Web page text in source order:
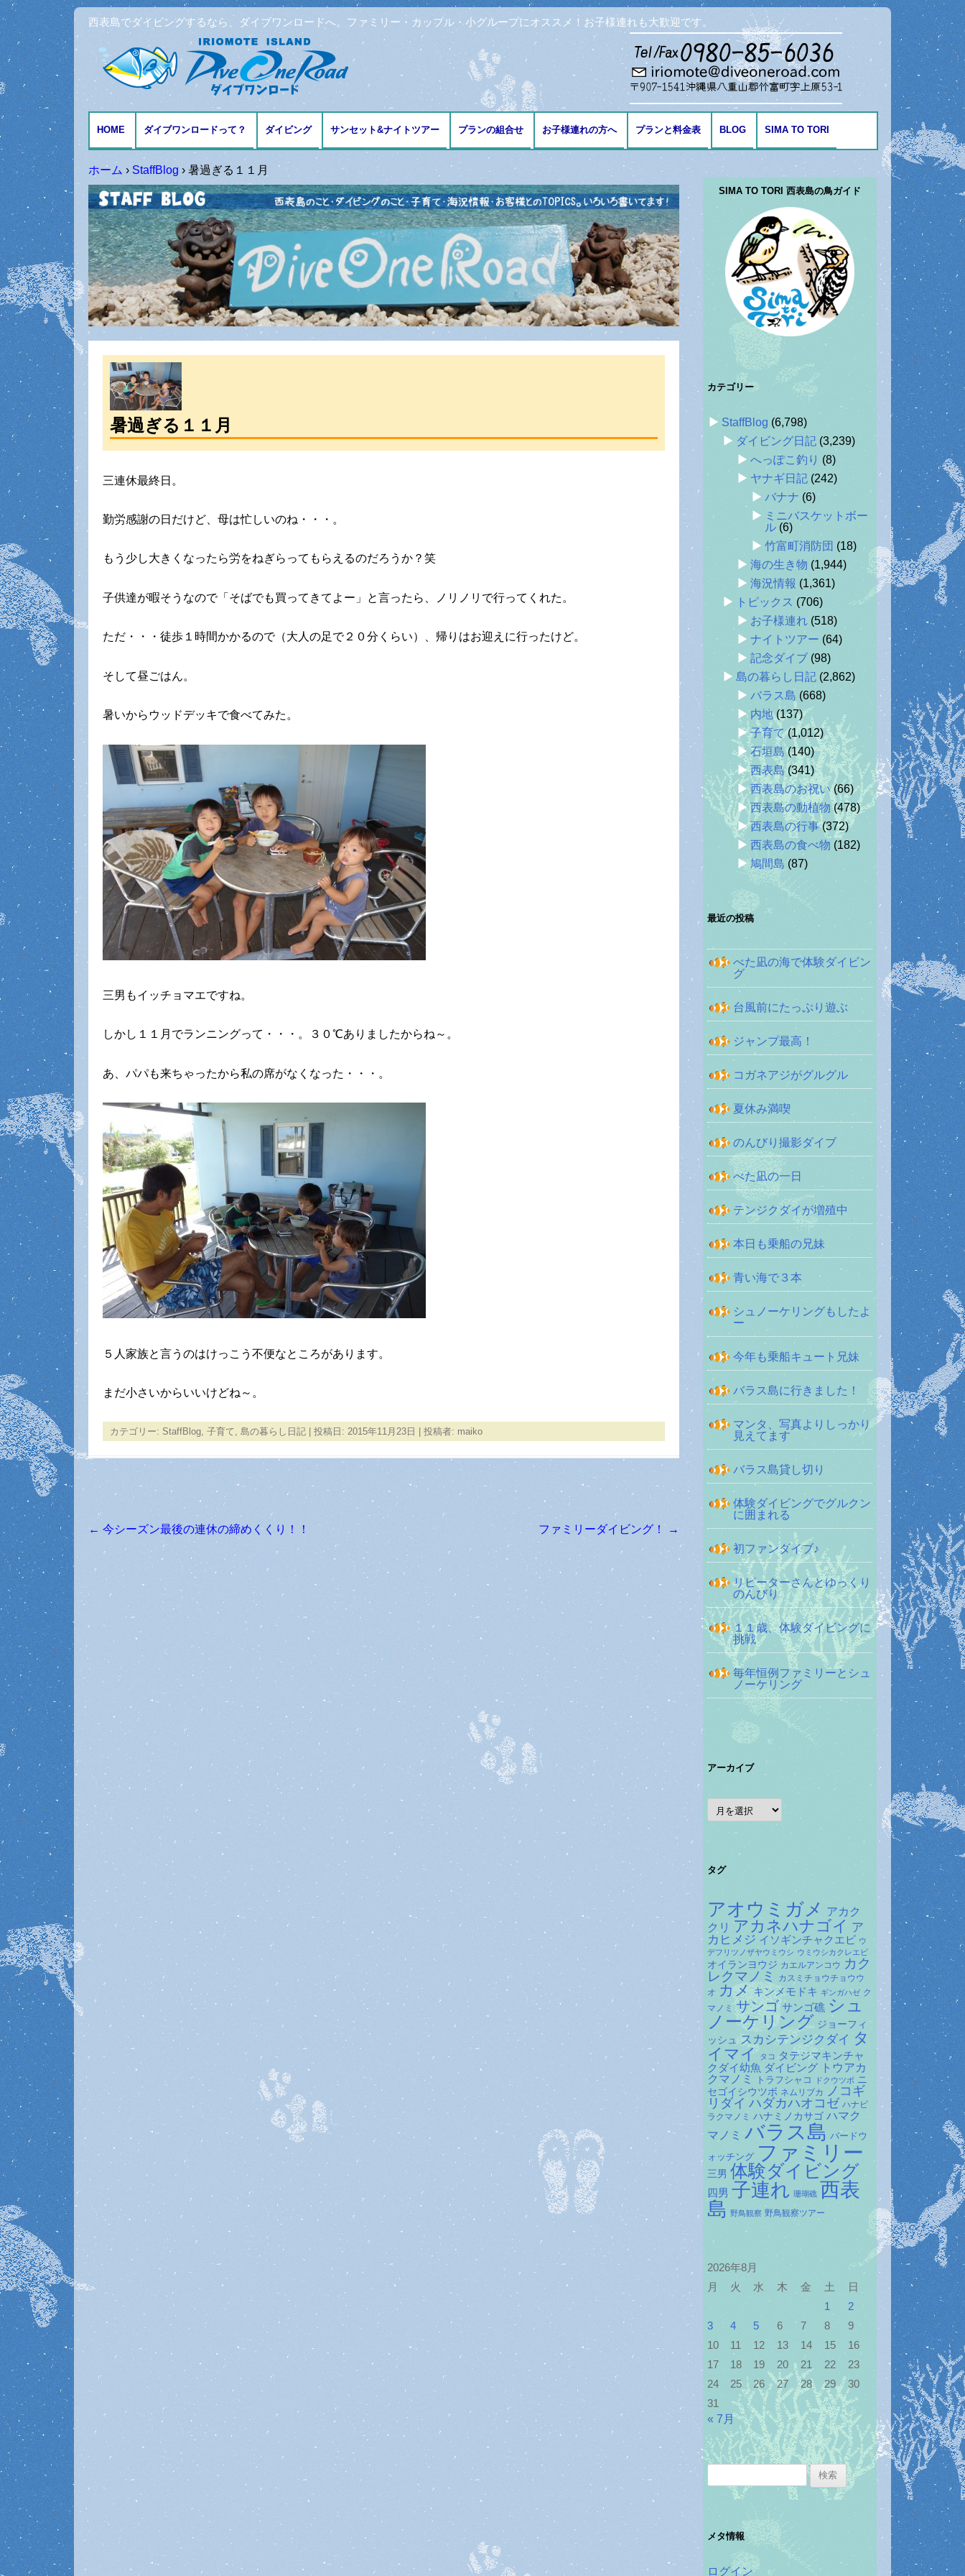
西表島でダイビングするなら、ダイブワンロードへ。ファミリー・カップル・小グループにオススメ！お子様連れも大歓迎です。
コンテンツへ移動
HOME ダイブワンロードって？
アクセスとMAP
ダイビング
ファンダイブ
体験ダイビング
シュノーケリング
記念日ダイビング
ダイビング免許の講習
サンセット&ナイトツアー プランの組合せ お子様連れの方へ プランと料金表 BLOG
海の生き物
SIMA TO TORI
ホーム › StaffBlog ›暑過ぎる１１月
暑過ぎる１１月
三連休最終日。
勤労感謝の日だけど、母は忙しいのね・・・。
もう少し大きくなったら労をねぎらってもらえるのだろうか？笑
子供達が暇そうなので「そばでも買ってきてよー」と言ったら、ノリノリで行ってくれた。
ただ・・・徒歩１時間かかるので（大人の足で２０分くらい）、帰りはお迎えに行ったけど。
そして昼ごはん。
暑いからウッドデッキで食べてみた。
三男もイッチョマエですね。
しかし１１月でランニングって・・・。３０℃ありましたからね～。
あ、パパも来ちゃったから私の席がなくなった・・・。
５人家族と言うのはけっこう不便なところがあります。
まだ小さいからいいけどね～。
カテゴリー: StaffBlog,子育て,島の暮らし日記 | 投稿日:2015年11月23日 |投稿者: maiko
投稿ナビゲーション
← 今シーズン最後の連休の締めくくり！！ ファミリーダイビング！ →
SIMA TO TORI 西表島の鳥ガイド
カテゴリー
StaffBlog (6,798)
ダイビング日記 (3,239)
へっぽこ釣り (8)
ヤナギ日記 (242)
バナナ (6)
ミニバスケットボー
ル (6)
竹富町消防団 (18)
海の生き物 (1,944)
海況情報 (1,361)
トピックス (706)
お子様連れ (518)
ナイトツアー (64)
記念ダイブ (98)
島の暮らし日記 (2,862)
バラス島 (668)
内地(137)
子育て(1,012)
石垣島(140)
西表島(341)
西表島のお祝い(66)
西表島の動植物(478)
西表島の行事(372)
西表島の食べ物 (182)
鳩間島 (87)
最近の投稿
べた凪の海で体験ダイビン
グ
台風前にたっぷり遊ぶ
ジャンプ最高！
コガネアジがグルグル
夏休み満喫
のんびり撮影ダイブ
べた凪の一日
テンジクダイが増殖中
本日も乗船の兄妹
青い海で３本
シュノーケリングもしたよ
ー
今年も乗船キュート兄妹
バラス島に行きました！
マンタ、写真よりしっかり
見えてます
バラス島貸し切り
体験ダイビングでグルクン
に囲まれる
初ファンダイブ♪
リピーターさんとゆっくり
のんびり
１１歳、体験ダイビングに
挑戦
毎年恒例ファミリーとシュ
ノーケリング
アーカイブ
ア
ー
タグ
アオウミガメ
アカク
クリ アカネハナゴイ ア
カヒメジ イソギンチャクエビ ウ
デフリツノザヤウミウシ ウミウシカクレエビ
オイランヨウジ カエルアンコウ カク
レクマノミ
カスミチョウチョウウ
オ カメ キンメモドキ ギンガハゼ ク
マノミ サンゴ サンゴ礁 シュ
ノーケリング ジョーフィ
ッシュ スカシテンジクダイ タ
イマイ タコ タテジマキンチャ
クダイ幼魚 ダイビング トウアカ
クマノミ
トラフシャコ ドクウツボ
ニ
セゴイシウツボ ネムリブカ
ノコギ
リダイ ハダカハオコゼ ハナビ
ラクマノミ ハナミノカサゴ ハマク
マノミ バラス島 バードウ
ォッチング ファミリー
三男 体験ダイビング
四男 子連れ 珊瑚礁 西表
島
野鳥観察 野鳥観察ツアー
2026年8月
月
火 水 木 金 土
日
1
2
3
4 5 6 7 8
9
10
11 12 13 14 15
16
17
18 19 20 21 22
23
24
25 26 27 28 29
30
31
« 7月
メタ情報
ログイン